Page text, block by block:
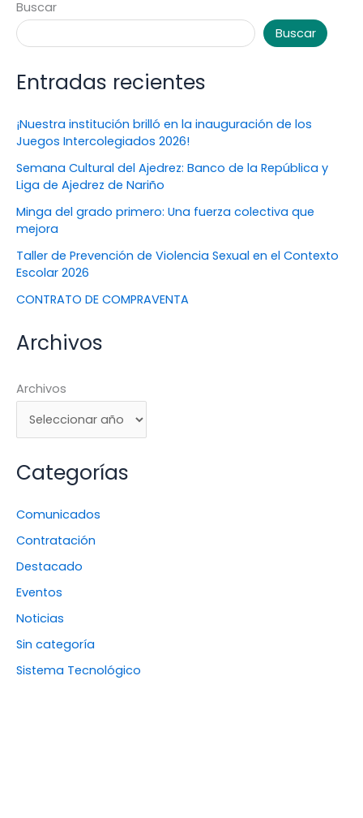
Buscar
Buscar
Entradas recientes
¡Nuestra institución brilló en la inauguración de los
Juegos Intercolegiados 2026!
Semana Cultural del Ajedrez: Banco de la República y
Liga de Ajedrez de Nariño
Minga del grado primero: Una fuerza colectiva que
mejora
Taller de Prevención de Violencia Sexual en el Contexto
Escolar 2026
CONTRATO DE COMPRAVENTA
Archivos
Archivos
Categorías
Comunicados
Contratación
Destacado
Eventos
Noticias
Sin categoría
Sistema Tecnológico